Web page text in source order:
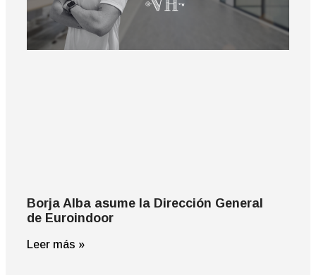
Borja Alba asume la Dirección General
de Euroindoor
Leer más »